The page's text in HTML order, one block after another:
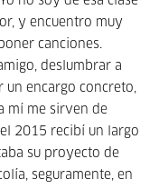
y encuentro muy
canciones.
deslumbrar a
un encargo concreto,
mí me sirven de
2015 recibí un largo
su proyecto de
seguramente, en